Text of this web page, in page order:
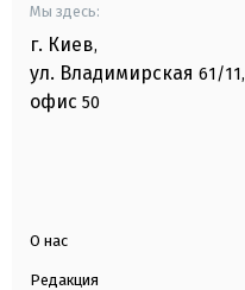
Мы здесь:
г. Киев,
ул. Владимирская 61/11,
офис 50
О нас
Редакция